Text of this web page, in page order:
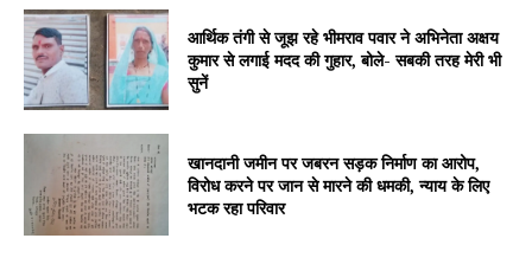
आर्थिक तंगी से जूझ रहे भीमराव पवार ने अभिनेता अक्षय
कुमार से लगाई मदद की गुहार, बोले- सबकी तरह मेरी भी
सुनें
खानदानी जमीन पर जबरन सड़क निर्माण का आरोप,
विरोध करने पर जान से मारने की धमकी, न्याय के लिए
भटक रहा परिवार